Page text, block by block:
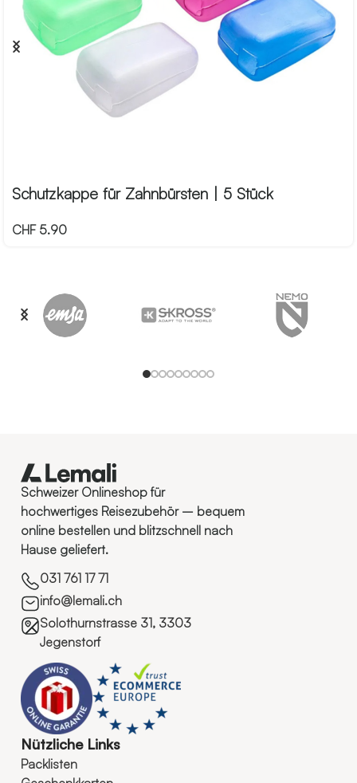
Schutzkappe für Zahnbürsten | 5 Stück
CHF5.90
Schweizer Onlineshop für
hochwertiges Reisezubehör – bequem
online bestellen und blitzschnell nach
Hause geliefert.
031 761 17 71
info@lemali.ch
Solothurnstrasse 31, 3303
Jegenstorf
Nützliche Links
Packlisten